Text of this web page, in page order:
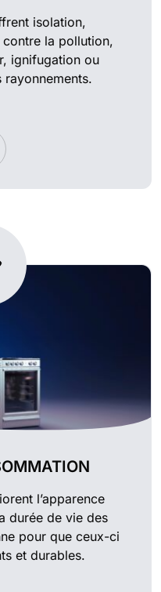
isolation,
la pollution,
ignifugation ou
l’apparence
durée de vie des
pour que ceux-ci
et durables.